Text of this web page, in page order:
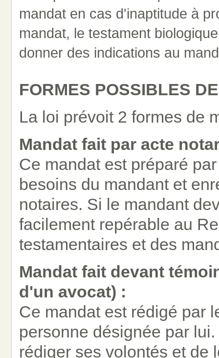
mandat en cas d'inaptitude à
mandat, le testament
donner des indications au
FORMES POSSIBLES
La loi prévoit 2 formes de
Mandat fait par acte
Ce mandat est préparé
besoins du mandant et
notaires. Si le mandant
facilement repérable au
testamentaires et des
Mandat fait devant
d'un avocat) :
Ce mandat est rédigé par
personne désignée par
rédiger ses volontés et de